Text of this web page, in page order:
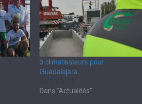
3 climatisateurs pour
Guadalajara
Dans "Actualités"